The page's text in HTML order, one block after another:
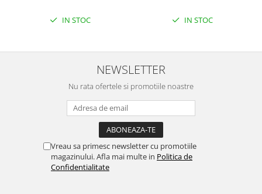
IN STOC IN STOC
NEWSLETTER
Nu rata ofertele si promotiile noastre
Vreau sa primesc newsletter cu promotiile
magazinului. Afla mai multe in Politica de
Confidentialitate